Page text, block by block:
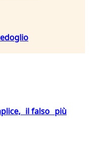
il falso più